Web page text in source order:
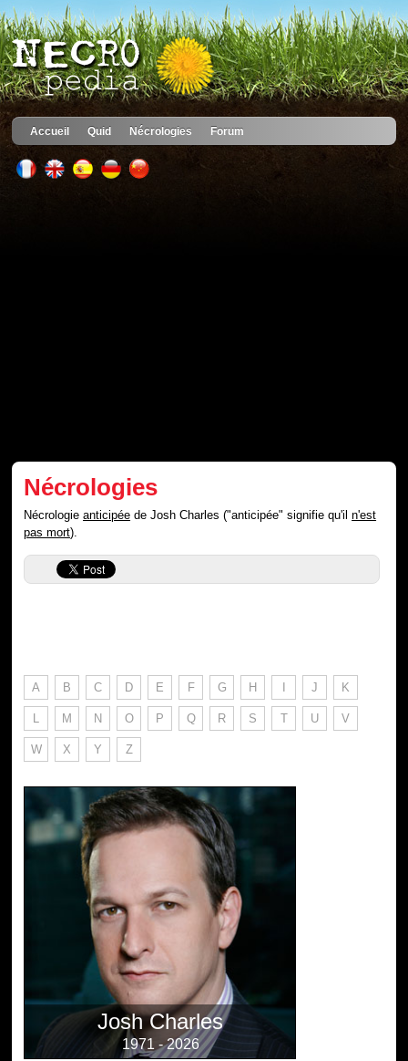
Accueil Quid Nécrologies Forum
Nécrologies
Nécrologieanticipée de Josh Charles ("anticipée" signifie qu'iln'est
pas mort).
A B C D E F G H I J K
L M N O P Q R S T U V
W X Y Z
Josh Charles
1971 - 2026